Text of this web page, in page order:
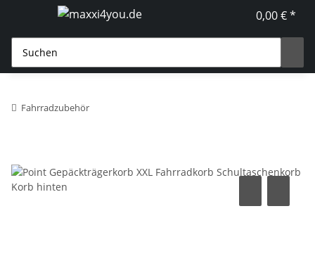
0,00 € *
Fahrradzubehör